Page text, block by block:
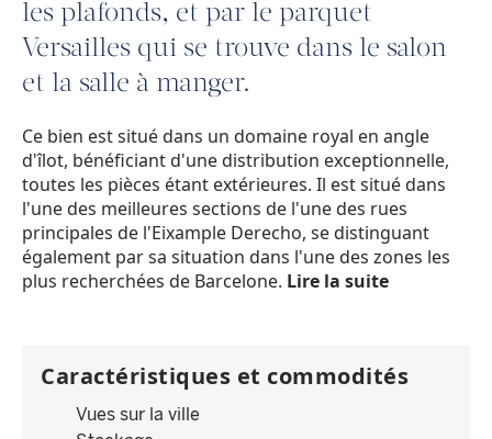
les plafonds, et par le parquet
Versailles qui se trouve dans le salon
et la salle à manger.
Ce bien est situé dans un domaine royal en angle
d'îlot, bénéficiant d'une distribution exceptionnelle,
toutes les pièces étant extérieures. Il est situé dans
l'une des meilleures sections de l'une des rues
principales de l'Eixample Derecho, se distinguant
également par sa situation dans l'une des zones les
plus recherchées de Barcelone. Lire la suite
Caractéristiques et commodités
Vues sur la ville